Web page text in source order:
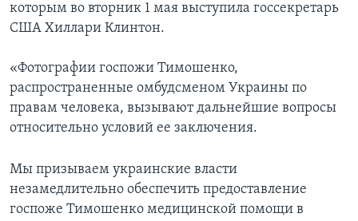
которым во вторник 1 мая выступила госсекретарь
США Хиллари Клинтон.
«Фотографии госпожи Тимошенко,
распространенные омбудсменом Украины по
правам человека, вызывают дальнейшие вопросы
относительно условий ее заключения.
Мы призываем украинские власти
незамедлительно обеспечить предоставление
госпоже Тимошенко медицинской помощи в